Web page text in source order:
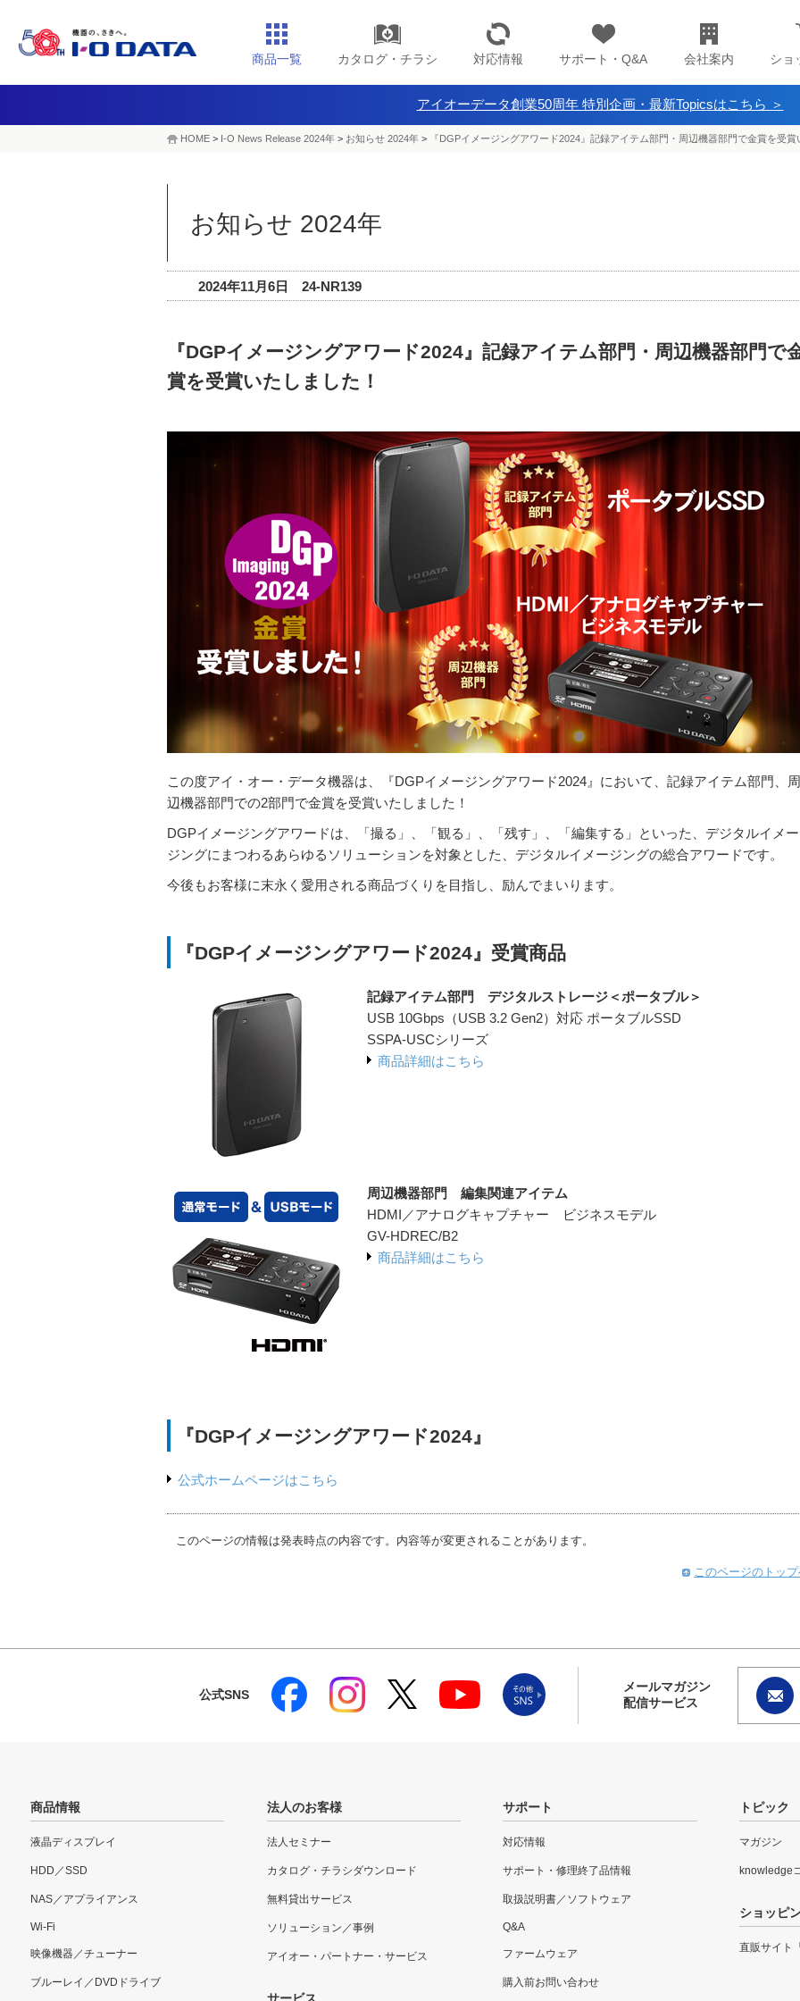
商品一覧 カタログ・チラシ 対応情報 サポート・Q&A 会社案内 ショ
アイオーデータ創業50周年 特別企画・最新Topicsはこちら ＞
HOME > I-O News Release 2024年 > お知らせ 2024年 > 『DGPイメージングアワード2024』記録アイテム部門・周辺機器部門で金賞を受
お知らせ 2024年
2024年11月6日 24-NR139
『DGPイメージングアワード2024』記録アイテム部門・周辺機器部門で
賞を受賞いたしました！
この度アイ・オー・データ機器は、『DGPイメージングアワード2024』において、記録アイテム部門、周
辺機器部門での2部門で金賞を受賞いたしました！
DGPイメージングアワードは、「撮る」、「観る」、「残す」、「編集する」といった、デジタルイメー
ジングにまつわるあらゆるソリューションを対象とした、デジタルイメージングの総合アワードです。
今後もお客様に末永く愛用される商品づくりを目指し、励んでまいります。
『DGPイメージングアワード2024』受賞商品
記録アイテム部門 デジタルストレージ＜ポータブル＞
USB 10Gbps（USB 3.2 Gen2）対応 ポータブルSSD
SSPA-USCシリーズ
商品詳細はこちら
周辺機器部門 編集関連アイテム
HDMI／アナログキャプチャー ビジネスモデル
GV-HDREC/B2
商品詳細はこちら
『DGPイメージングアワード2024』
公式ホームページはこちら
このページの情報は発表時点の内容です。内容等が変更されることがあります。
このページのトッ
公式SNS
メールマガジン
配信サービス
商品情報
液晶ディスプレイ
HDD／SSD
NAS／アプライアンス
Wi-Fi
映像機器／チューナー
ブルーレイ／DVDドライブ
法人のお客様
法人セミナー
カタログ・チラシダウンロード
無料貸出サービス
ソリューション／事例
アイオー・パートナー・サービス
サポート
対応情報
サポート・修理終了品情報
取扱説明書／ソフトウェア
Q&A
ファームウェア
購入前お問い合わせ
トピック
マガジン
knowledge
ショッピ
直販サイト